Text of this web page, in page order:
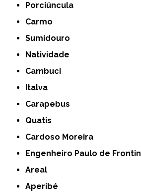
Porciúncula
Carmo
Sumidouro
Natividade
Cambuci
Italva
Carapebus
Quatis
Cardoso Moreira
Engenheiro Paulo de Frontin
Areal
Aperibé